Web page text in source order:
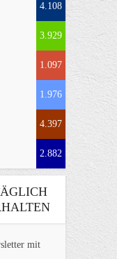
4.108
3.929
1.097
1.976
4.397
2.882
mit